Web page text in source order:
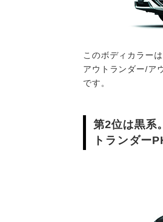
このボディカラー
アウトランダー/ア
です。
第2位は黒系
トランダー